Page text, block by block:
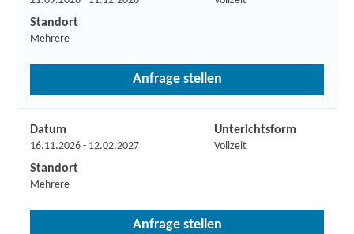
Standort
Mehrere
Anfrage stellen
Datum
16.11.2026 - 12.02.2027
Unterichtsform
Vollzeit
Standort
Mehrere
Anfrage stellen